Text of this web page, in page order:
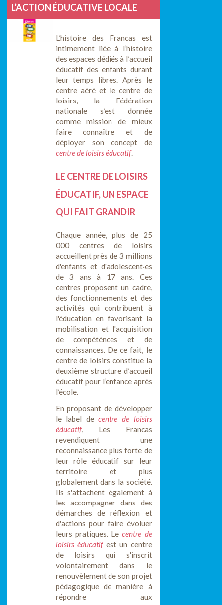
L’ACTION ÉDUCATIVE LOCALE
L’histoire des Francas est
intimement liée à l’histoire
des espaces dédiés à l’accueil
éducatif des enfants durant
leur temps libres. Après le
centre aéré et le centre de
loisirs, la Fédération
nationale s’est donnée
comme mission de mieux
faire connaître et de
déployer son concept de
centre de loisirs éducatif.
LE CENTRE DE LOISIRS
ÉDUCATIF, UN ESPACE
QUI FAIT GRANDIR
Chaque année, plus de 25
000 centres de loisirs
accueillent près de 3 millions
d'enfants et d'adolescent·es
de 3 ans à 17 ans. Ces
centres proposent un cadre,
des fonctionnements et des
activités qui contribuent à
l'éducation en favorisant la
mobilisation et l'acquisition
de compéténces et de
connaissances. De ce fait, le
centre de loisirs constitue la
deuxième structure d’accueil
éducatif pour l’enfance après
l’école.
En proposant de développer
le label decentre de loisirs
éducatif, Les Francas
revendiquent une
reconnaissance plus forte de
leur rôle éducatif sur leur
territoire et plus
globalement dans la société.
Ils s'attachent également à
les accompagner dans des
démarches de réflexion et
d'actions pour faire évoluer
leurs pratiques. Lecentre de
loisirs éducatifest un centre
de loisirs qui s'inscrit
volontairement dans le
renouvèlement de son projet
pédagogique de manière à
répondre aux